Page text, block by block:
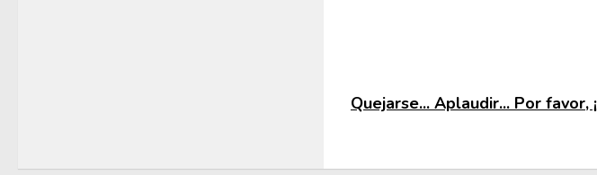
Quejarse... Aplaudir... Por favor,